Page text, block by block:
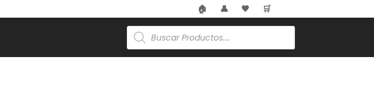
🏠 👤 🖤 🛒
Búsqueda
de
productos